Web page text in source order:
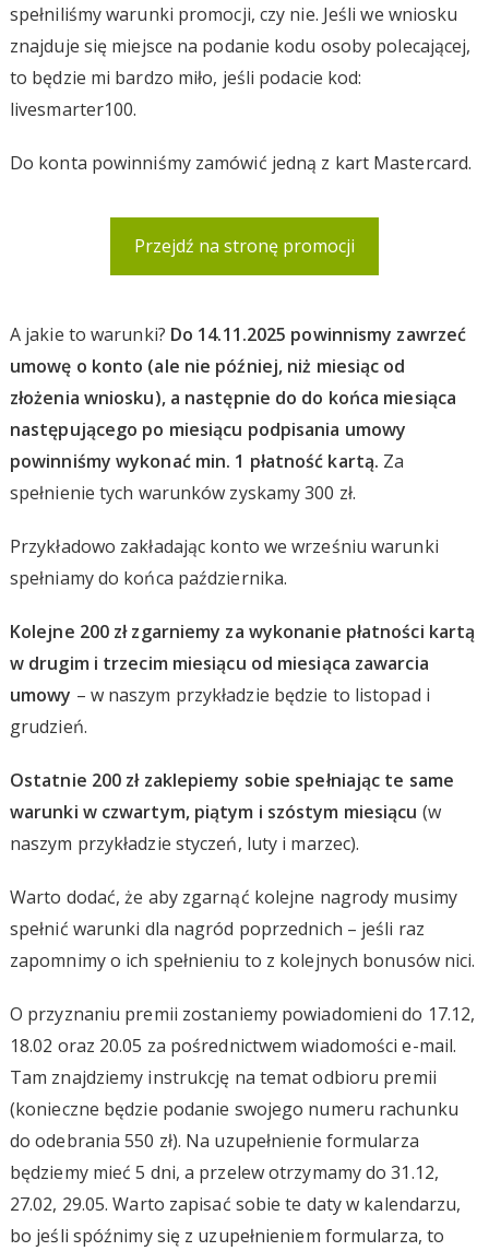
spełniliśmy warunki promocji, czy nie. Jeśli we wniosku
znajduje się miejsce na podanie kodu osoby polecającej,
to będzie mi bardzo miło, jeśli podacie kod:
livesmarter100.
Do konta powinniśmy zamówić jedną z kart Mastercard.
Przejdź na stronę promocji
A jakie to warunki? Do 14.11.2025 powinnismy zawrzeć
umowę o konto (ale nie później, niż miesiąc od
złożenia wniosku), a następnie do do końca miesiąca
następującego po miesiącu podpisania umowy
powinniśmy wykonać min. 1 płatność kartą. Za
spełnienie tych warunków zyskamy 300 zł.
Przykładowo zakładając konto we wrześniu warunki
spełniamy do końca października.
Kolejne 200 zł zgarniemy za wykonanie płatności kartą
w drugim i trzecim miesiącu od miesiąca zawarcia
umowy – w naszym przykładzie będzie to listopad i
grudzień.
Ostatnie 200 zł zaklepiemy sobie spełniając te same
warunki w czwartym, piątym i szóstym miesiącu (w
naszym przykładzie styczeń, luty i marzec).
Warto dodać, że aby zgarnąć kolejne nagrody musimy
spełnić warunki dla nagród poprzednich – jeśli raz
zapomnimy o ich spełnieniu to z kolejnych bonusów nici.
O przyznaniu premii zostaniemy powiadomieni do 17.12,
18.02 oraz 20.05 za pośrednictwem wiadomości e-mail.
Tam znajdziemy instrukcję na temat odbioru premii
(konieczne będzie podanie swojego numeru rachunku
do odebrania 550 zł). Na uzupełnienie formularza
będziemy mieć 5 dni, a przelew otrzymamy do 31.12,
27.02, 29.05. Warto zapisać sobie te daty w kalendarzu,
bo jeśli spóźnimy się z uzupełnieniem formularza, to